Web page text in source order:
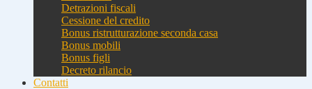
Detrazioni fiscali
Cessione del credito
Bonus ristrutturazione seconda casa
Bonus mobili
Bonus figli
Decreto rilancio
Contatti